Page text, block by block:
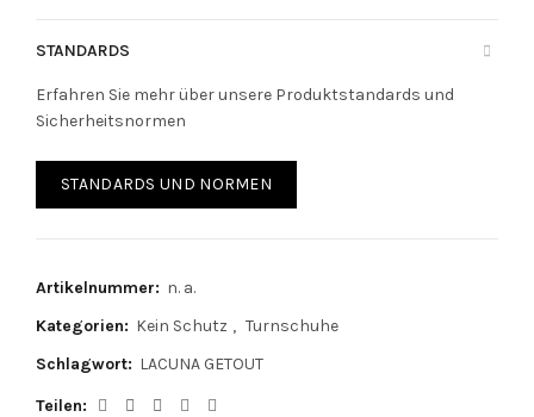
STANDARDS
Erfahren Sie mehr über unsere Produktstandards und
Sicherheitsnormen
STANDARDS UND NORMEN
Artikelnummer: n. a.
Kategorien: Kein Schutz , Turnschuhe
Schlagwort: LACUNA GETOUT
Teilen